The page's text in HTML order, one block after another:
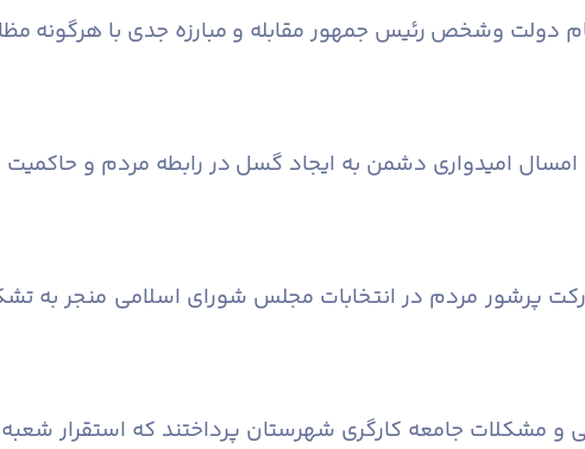
دولت وشخص رئیس جمهور مقابله و مبارزه جدی با هرگونه
امسال امیدواری دشمن به ایجاد گسل در رابطه مردم و
پرشور مردم در انتخابات مجلس شورای اسلامی منجر
و مشکلات جامعه کارگری شهرستان پرداختند که استقرار